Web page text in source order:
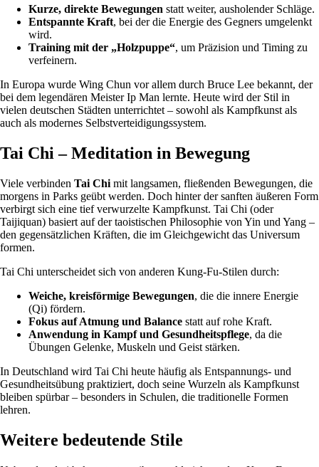
Kurze, direkte Bewegungen statt weiter, ausholender Schläge.
Entspannte Kraft, bei der die Energie des Gegners umgelenkt
wird.
Training mit der „Holzpuppe“, um Präzision und Timing zu
verfeinern.
In Europa wurde Wing Chun vor allem durch Bruce Lee bekannt, der
bei dem legendären Meister Ip Man lernte. Heute wird der Stil in
vielen deutschen Städten unterrichtet – sowohl als Kampfkunst als
auch als modernes Selbstverteidigungssystem.
Tai Chi – Meditation in Bewegung
Viele verbinden Tai Chi mit langsamen, fließenden Bewegungen, die
morgens in Parks geübt werden. Doch hinter der sanften äußeren Form
verbirgt sich eine tief verwurzelte Kampfkunst. Tai Chi (oder
Taijiquan) basiert auf der taoistischen Philosophie von Yin und Yang –
den gegensätzlichen Kräften, die im Gleichgewicht das Universum
formen.
Tai Chi unterscheidet sich von anderen Kung-Fu-Stilen durch:
Weiche, kreisförmige Bewegungen, die die innere Energie
(Qi) fördern.
Fokus auf Atmung und Balance statt auf rohe Kraft.
Anwendung in Kampf und Gesundheitspflege, da die
Übungen Gelenke, Muskeln und Geist stärken.
In Deutschland wird Tai Chi heute häufig als Entspannungs- und
Gesundheitsübung praktiziert, doch seine Wurzeln als Kampfkunst
bleiben spürbar – besonders in Schulen, die traditionelle Formen
lehren.
Weitere bedeutende Stile